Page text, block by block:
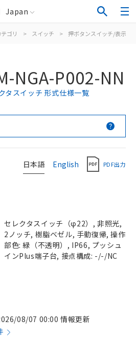
Japan
ゴリ > スイッチ > 押ボタンスイッチ/表示灯
NGA-P002-NN
タスイッチ 形式仕様一覧
日本語 English PDF出力
セレクタスイッチ（φ22）, 非照光,
2ノッチ, 樹脂ベゼル, 手動復帰, 操作
部色: 緑（不透明）, IP66, プッシュ
インPlus端子台, 接点構成: -/-/NC
08/07 00:00 情報更新